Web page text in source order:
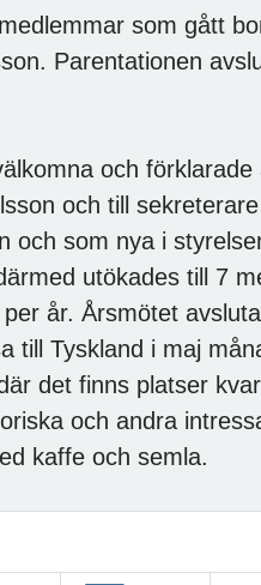
som gått
Parentationen
och
och till
och som nya i
utökades till 7
år. Årsmötet
till Tyskland i maj
det finns platser
och andra
kaffe och semla.